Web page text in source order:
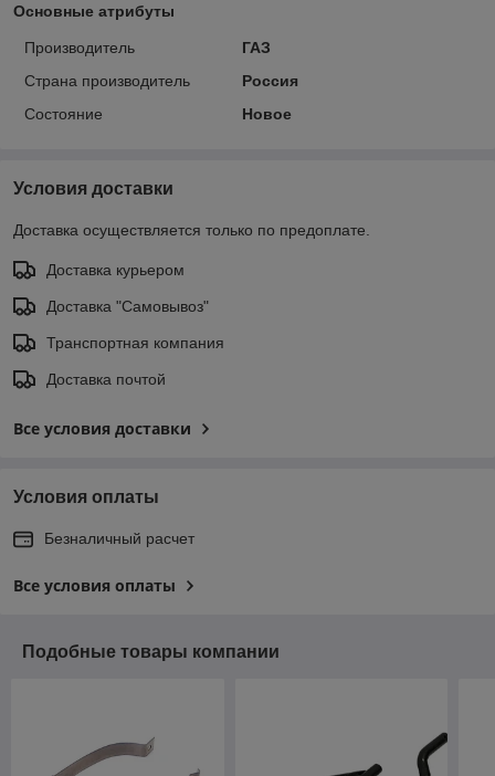
Основные атрибуты
Производитель
ГАЗ
Страна производитель
Россия
Состояние
Новое
Условия доставки
Доставка осуществляется только по предоплате.
Доставка курьером
Доставка "Самовывоз"
Транспортная компания
Доставка почтой
Все условия доставки
Условия оплаты
Безналичный расчет
Все условия оплаты
Подобные товары компании